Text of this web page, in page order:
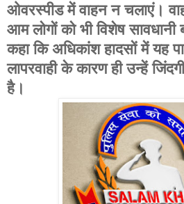
ओवरस्पीड में वाहन न चलाएं।
आम लोगों को भी विशेष सावधानी
कहा कि अधिकांश हादसों में यह
लापरवाही के कारण ही उन्हें
है।